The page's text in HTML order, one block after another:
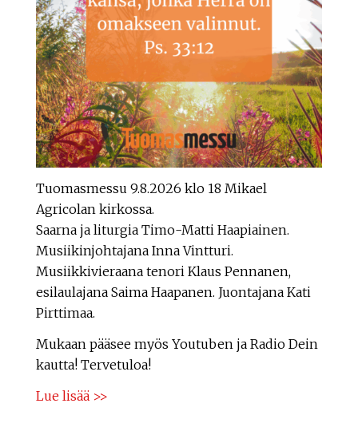
Tuomasmessu 9.8.2026 klo 18 Mikael
Agricolan kirkossa.
Saarna ja liturgia Timo-Matti Haapiainen.
Musiikinjohtajana Inna Vintturi.
Musiikkivieraana tenori Klaus Pennanen,
esilaulajana Saima Haapanen. Juontajana Kati
Pirttimaa.
Mukaan pääsee myös Youtuben ja Radio Dein
kautta! Tervetuloa!
Lue lisää >>